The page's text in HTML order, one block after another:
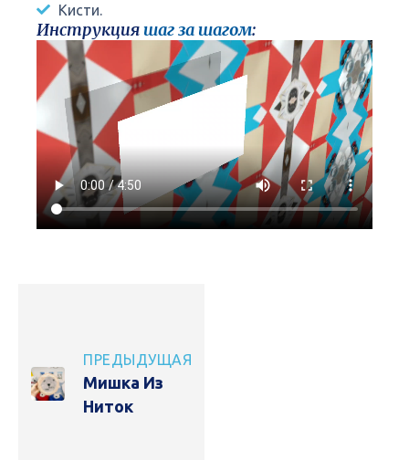
Кисти.
Инструкцияшаг за шагом:
ПРЕДЫДУЩАЯ
Мишка Из
Ниток